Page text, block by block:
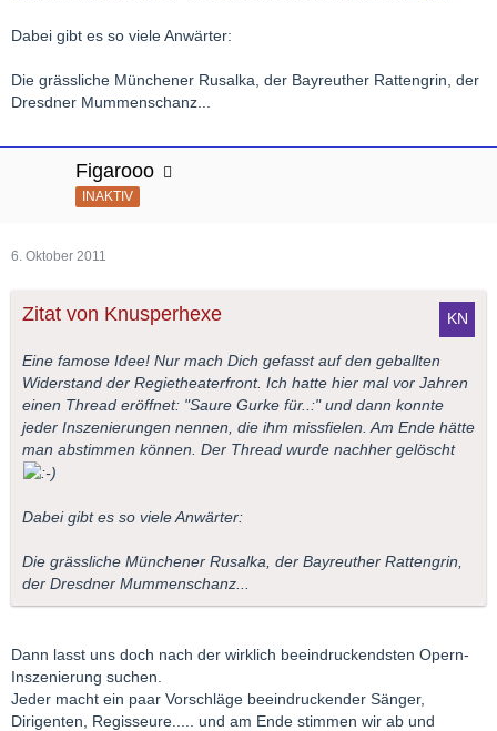
Dabei gibt es so viele Anwärter:
Die grässliche Münchener Rusalka, der Bayreuther Rattengrin, der
Dresdner Mummenschanz...
Figarooo
INAKTIV
6. Oktober 2011
Zitat von Knusperhexe
Eine famose Idee! Nur mach Dich gefasst auf den geballten
Widerstand der Regietheaterfront. Ich hatte hier mal vor Jahren
einen Thread eröffnet: "Saure Gurke für..:" und dann konnte
jeder Inszenierungen nennen, die ihm missfielen. Am Ende hätte
man abstimmen können. Der Thread wurde nachher gelöscht
Dabei gibt es so viele Anwärter:
Die grässliche Münchener Rusalka, der Bayreuther Rattengrin,
der Dresdner Mummenschanz...
Dann lasst uns doch nach der wirklich beeindruckendsten Opern-
Inszenierung suchen.
Jeder macht ein paar Vorschläge beeindruckender Sänger,
Dirigenten, Regisseure..... und am Ende stimmen wir ab und